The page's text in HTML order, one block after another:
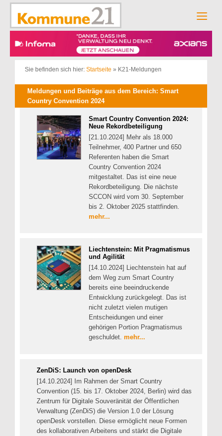
Zum
springen
Sie befinden sich hier: Startseite » K21-Meldungen
Meldungen und Beiträge aus dem Bereich: Smart
Country Convention 2024
Smart Country Convention 2024:
Neue Rekordbeteiligung
[21.10.2024] Mehr als 18.000
Teilnehmer, 400 Partner und 650
Referenten haben die Smart
Country Convention 2024
mitgestaltet. Das ist eine neue
Rekordbeteiligung. Die nächste
SCCON wird vom 30. September
bis 2. Oktober 2025 stattfinden.
mehr...
Liechtenstein: Mit Pragmatismus
und Agilität
[14.10.2024] Liechtenstein hat auf
dem Weg zum Smart Country
bereits eine beeindruckende
Entwicklung zurückgelegt. Das ist
nicht zuletzt vielen mutigen
Entscheidungen und einer
gehörigen Portion Pragmatismus
geschuldet. mehr...
ZenDiS: Launch von openDesk
[14.10.2024] Im Rahmen der Smart Country
Convention (15. bis 17. Oktober 2024, Berlin) wird das
Zentrum für Digitale Souveränität der Öffentlichen
Verwaltung (ZenDiS) die Version 1.0 der Lösung
openDesk vorstellen. Diese ermöglicht neue Formen
des kollaborativen Arbeitens und stärkt die Digitale